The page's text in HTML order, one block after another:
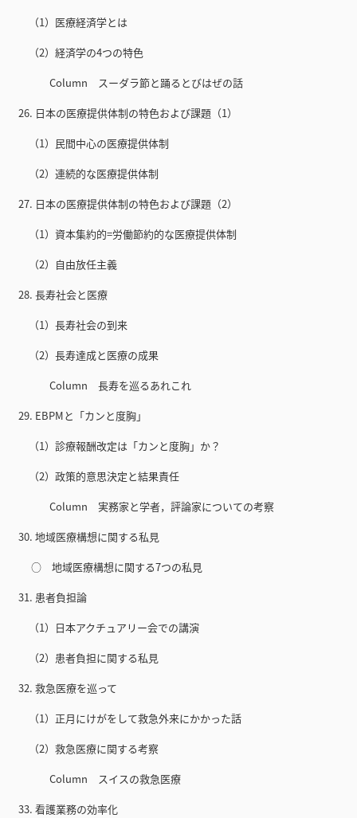
（1）医療経済学とは
（2）経済学の4つの特色
Column スーダラ節と踊るとびはぜの話
26. 日本の医療提供体制の特色および課題（1）
（1）民間中心の医療提供体制
（2）連続的な医療提供体制
27. 日本の医療提供体制の特色および課題（2）
（1）資本集約的=労働節約的な医療提供体制
（2）自由放任主義
28. 長寿社会と医療
（1）長寿社会の到来
（2）長寿達成と医療の成果
Column 長寿を巡るあれこれ
29. EBPMと「カンと度胸」
（1）診療報酬改定は「カンと度胸」か？
（2）政策的意思決定と結果責任
Column 実務家と学者，評論家についての考察
30. 地域医療構想に関する私見
○ 地域医療構想に関する7つの私見
31. 患者負担論
（1）日本アクチュアリー会での講演
（2）患者負担に関する私見
32. 救急医療を巡って
（1）正月にけがをして救急外来にかかった話
（2）救急医療に関する考察
Column スイスの救急医療
33. 看護業務の効率化